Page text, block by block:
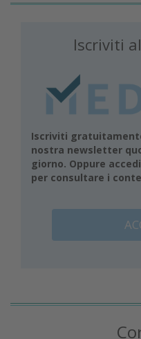
Iscriviti
Iscriviti
nostra newsletter
giorno. Oppure
per consultare i